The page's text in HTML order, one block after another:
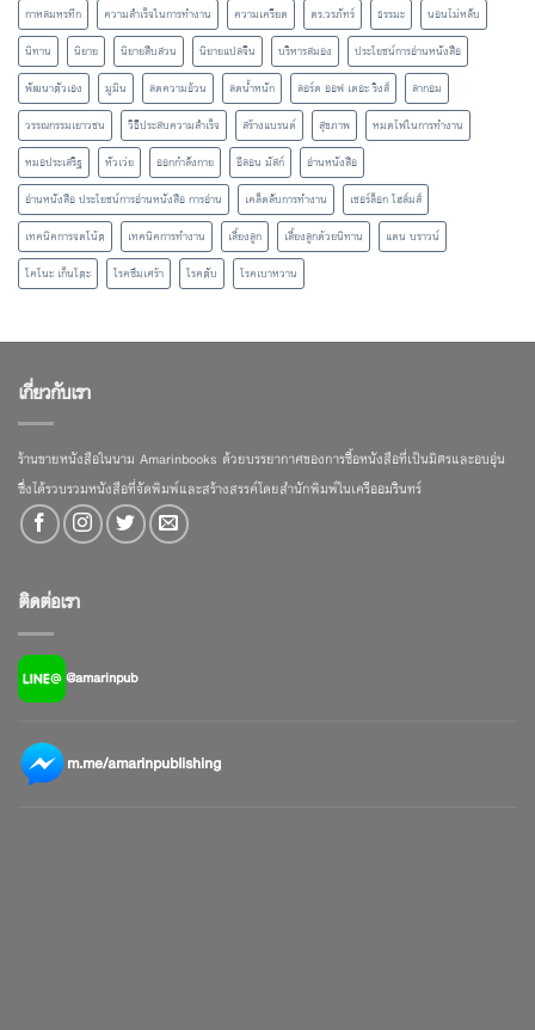
กาหลมหรทึก
ความสำเร็จในการทำงาน ความเครียด ดร.วรภัทร์ ธรรมะ
นอนไม่หลับ
นิทาน
นิยาย นิยายสืบสวน นิยายแปลจีน บริหารสมอง
ประโยชน์การอ่านหนังสือ
พัฒนาตัวเอง
มูมิน ลดความอ้วน ลดน้ำหนัก ลอร์ด ออฟ เดอะ ริงส์
ลากอม
วรรณกรรมเยาวชน
วิธีประสบความสำเร็จ สร้างแบรนด์ สุขภาพ
หมดไฟในการทำงาน
หมอประเสริฐ
หัวเว่ย ออกกำลังกาย อีลอน มัสก์
อ่านหนังสือ
อ่านหนังสือ ประโยชน์การอ่านหนังสือ การอ่าน
เคล็ดลับการทำงาน
เชอร์ล็อก โฮล์มส์
เทคนิคการจดโน้ต
เทคนิคการทำงาน เลี้ยงลูก เลี้ยงลูกด้วยนิทาน
แดน บราวน์
โคโนะ เก็นโตะ
โรคซึมเศร้า โรคตับ โรคเบาหวาน
เกี่ยวกับเรา
ร้านขายหนังสือในนาม Amarinbooks ด้วยบรรยากาศของการซื้อหนังสือที่เป็นมิตรและอบอุ่น
ซึ่งได้รวบรวมหนังสือที่จัดพิมพ์และสร้างสรรค์โดยสำนักพิมพ์ในเครืออมรินทร์
ติดต่อเรา
@amarinpub
m.me/amarinpublishing